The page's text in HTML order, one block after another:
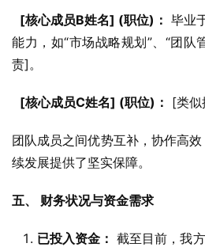
[核心成员B姓名] (职位)： 毕业
能力，如“市场战略规划”、“团
责]。
[核心成员C姓名] (职位)： [类似
团队成员之间优势互补，协作高
续发展提供了坚实保障。
五、 财务状况与资金需求
已投入资金： 截至目前，我